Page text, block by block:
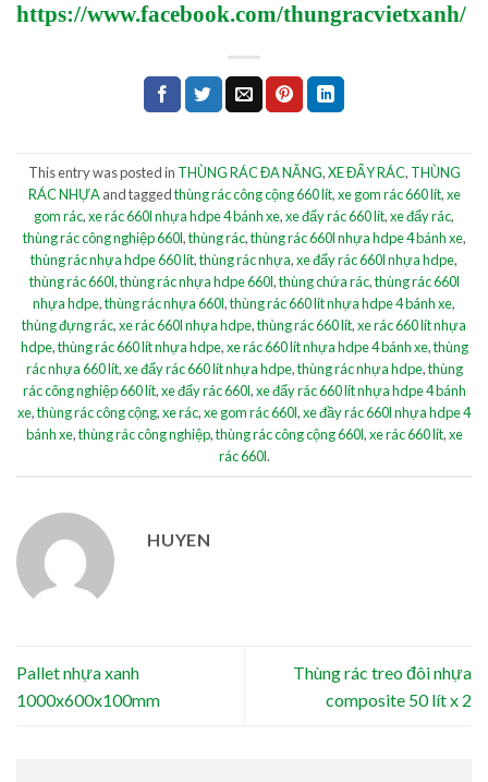
https://www.facebook.com/thungracvietxanh/
This entry was posted in THÙNG RÁC ĐA NĂNG,XE ĐẨY RÁC, THÙNG
RÁC NHỰAand taggedthùng rác công cộng 660 lít,xe gom rác 660 lít,xe
gom rác,xe rác 660l nhựa hdpe 4 bánh xe,xe đẩy rác 660 lít,xe đẩy rác,
thùng rác công nghiệp 660l,thùng rác,thùng rác 660l nhựa hdpe 4 bánh xe,
thùng rác nhựa hdpe 660 lít,thùng rác nhựa,xe đẩy rác 660l nhựa hdpe,
thùng rác 660l,thùng rác nhựa hdpe 660l,thùng chứa rác,thùng rác 660l
nhựa hdpe,thùng rác nhựa 660l,thùng rác 660 lít nhựa hdpe 4 bánh xe,
thùng đựng rác,xe rác 660l nhựa hdpe,thùng rác 660 lít,xe rác 660 lít nhựa
hdpe,thùng rác 660 lít nhựa hdpe,xe rác 660 lít nhựa hdpe 4 bánh xe,thùng
rác nhựa 660 lít,xe đẩy rác 660 lít nhựa hdpe,thùng rác nhựa hdpe,thùng
rác công nghiệp 660 lít,xe đẩy rác 660l,xe đẩy rác 660 lít nhựa hdpe 4 bánh
xe,thùng rác công cộng,xe rác,xe gom rác 660l,xe đầy rác 660l nhựa hdpe 4
bánh xe,thùng rác công nghiệp,thùng rác công cộng 660l,xe rác 660 lít,xe
rác 660l.
HUYEN
Pallet nhựa xanh
1000x600x100mm
Thùng rác treo đôi nhựa
composite 50 lít x 2